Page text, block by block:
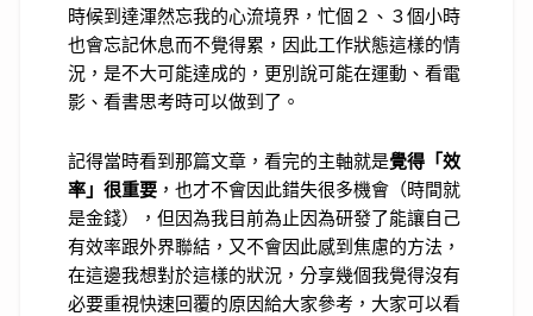
時候到達渾然忘我的心流境界，忙個２、３個小時
也會忘記休息而不覺得累，因此工作狀態這樣的情
況，是不大可能達成的，更別說可能在運動、看電
影、看書思考時可以做到了。
記得當時看到那篇文章，看完的主軸就是覺得「效
率」很重要 ，也才不會因此錯失很多機會（時間就
是金錢），但因為我目前為止因為研發了能讓自己
有效率跟外界聯結，又不會因此感到焦慮的方法，
在這邊我想對於這樣的狀況，分享幾個我覺得沒有
必要重視快速回覆的原因給大家參考，大家可以看